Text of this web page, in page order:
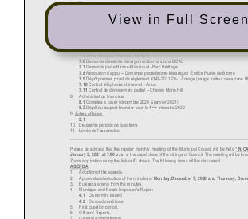
View in Full Screen